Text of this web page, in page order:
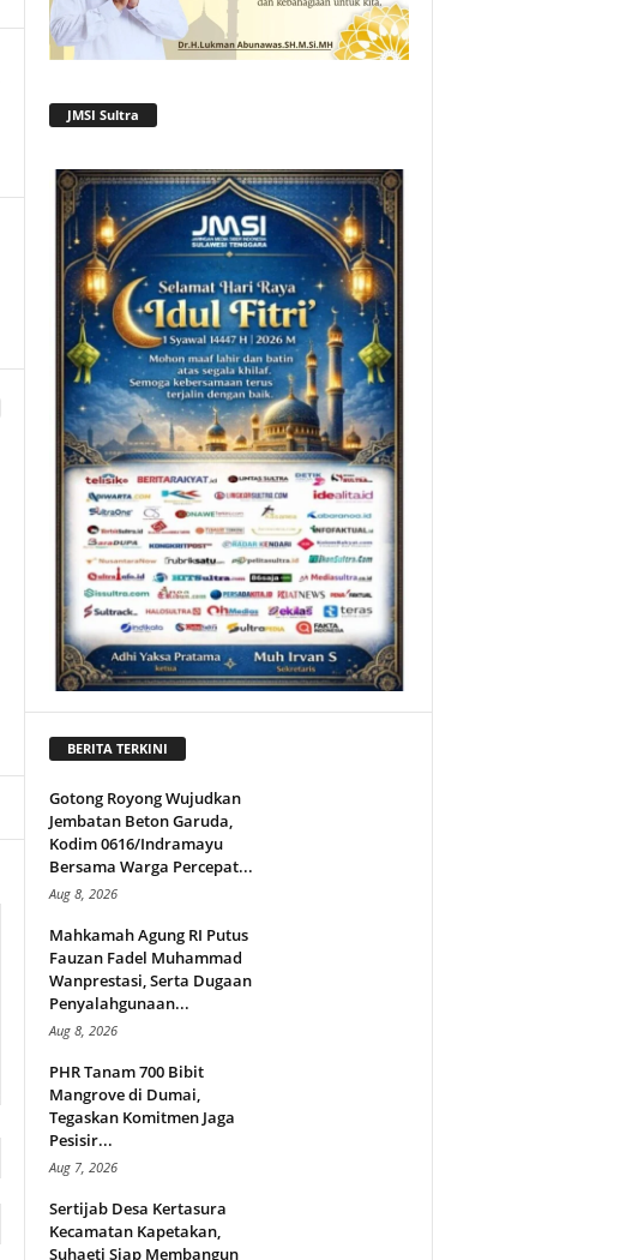
JMSI Sultra
BERITA TERKINI
Gotong Royong Wujudkan
Jembatan Beton Garuda,
Kodim 0616/Indramayu
Bersama Warga Percepat...
Aug 8, 2026
Mahkamah Agung RI Putus
Fauzan Fadel Muhammad
Wanprestasi, Serta Dugaan
Penyalahgunaan...
Aug 8, 2026
PHR Tanam 700 Bibit
Mangrove di Dumai,
Tegaskan Komitmen Jaga
Pesisir...
Aug 7, 2026
Sertijab Desa Kertasura
Kecamatan Kapetakan,
Suhaeti Siap Membangun